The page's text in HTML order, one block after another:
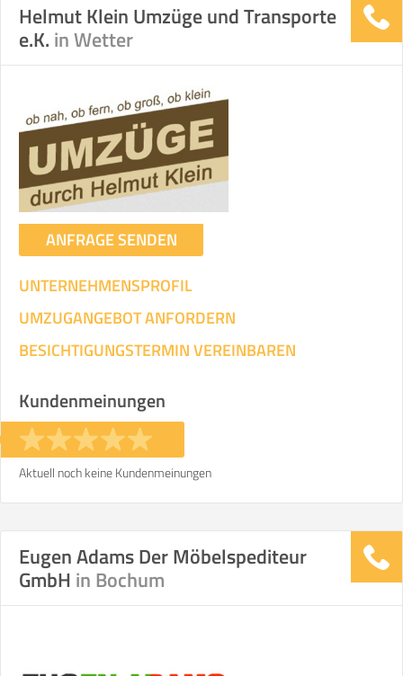
SO ERRECHNET SICH DIE KOSTENSCHÄTZUNG
Helmut Klein Umzüge und Transporte
e.K. in Wetter
ANFRAGE SENDEN
UNTERNEHMENSPROFIL
UMZUGANGEBOT ANFORDERN
BESICHTIGUNGSTERMIN VEREINBAREN
Kundenmeinungen
Aktuell noch keine Kundenmeinungen
Eugen Adams Der Möbelspediteur
GmbH in Bochum